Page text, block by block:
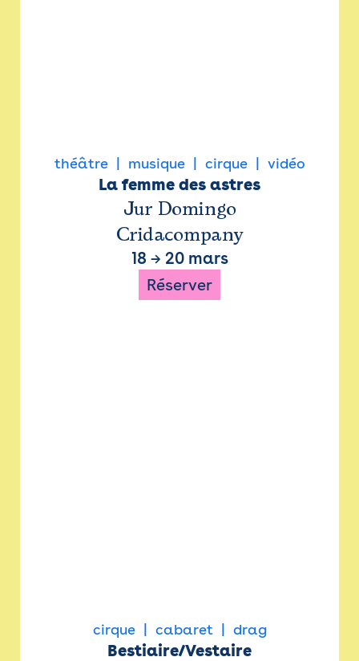
théâtre musique cirque vidéo
La femme des astres
Jur Domingo
Cridacompany
18 → 20 mars
Réserver
cirque cabaret drag
Bestiaire/Vestaire